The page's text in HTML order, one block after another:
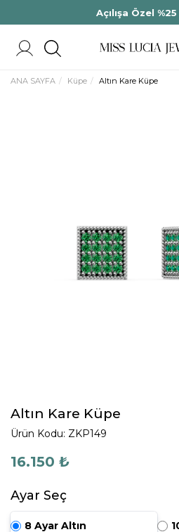
Açılışa Özel
ANA SAYFA Küpe Altın Kare Küpe
Altın Kare Küpe
Ürün Kodu: ZKP149
16.150 ₺
Ayar Seç
8 Ayar Altın